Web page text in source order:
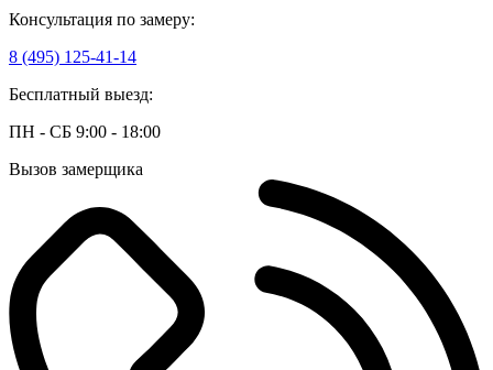
Консультация по замеру:
8 (495) 125-41-14
Бесплатный выезд:
ПН - СБ 9:00 - 18:00
Вызов замерщика